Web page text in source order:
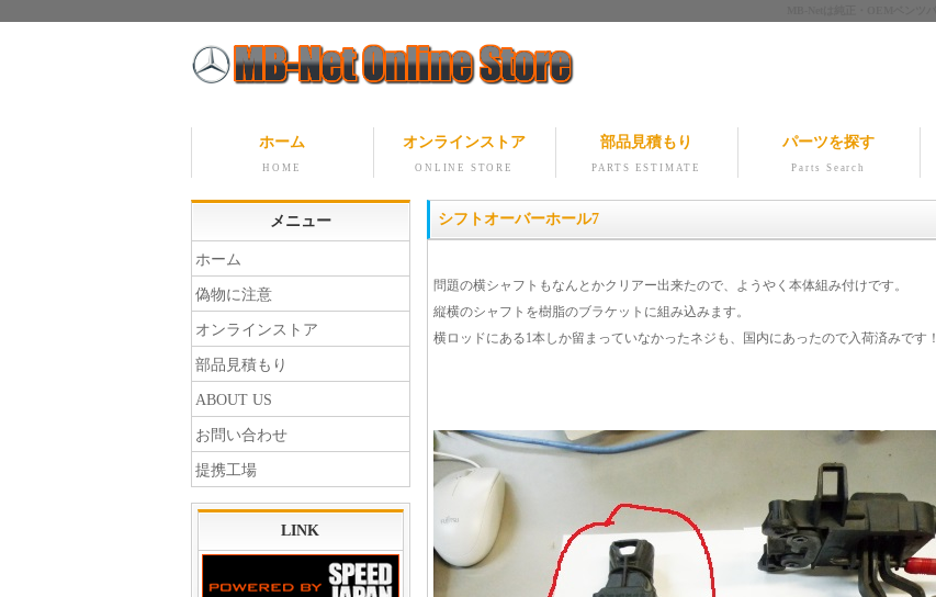
ホーム
HOME
オンラインストア
ONLINE STORE
部品見積もり
PARTS ESTIMATE
パーツを探す
Parts Search
シフトオーバーホール7
問題の横シャフトもなんとかクリアー出来たので、ようやく本体組み付けです。
縦横のシャフトを樹脂のブラケットに組み込みます。
横ロッドにある1本しか留まっていなかったネジも、国内にあったので入荷済みです！
メニュー
ホーム
偽物に注意
オンラインストア
部品見積もり
ABOUT US
お問い合わせ
提携工場
LINK